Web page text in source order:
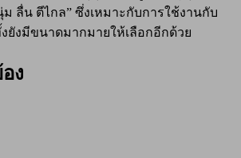
ม ลื่น ตีไกล” ซึ่งเหมาะกับการใช้งานกับ
ยังมีขนาดมากมายให้เลือกอีกด้วย
ง